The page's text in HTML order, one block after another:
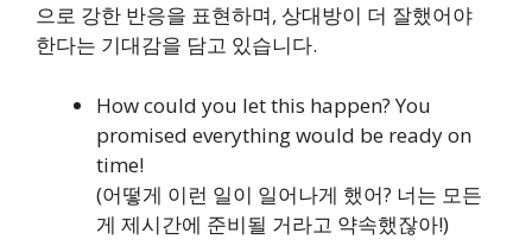
으로 강한 반응을 표현하며, 상대방이 더 잘했어야
한다는 기대감을 담고 있습니다.
How could you let this happen? You
promised everything would be ready on
time!
(어떻게 이런 일이 일어나게 했어? 너는 모든
게 제시간에 준비될 거라고 약속했잖아!)